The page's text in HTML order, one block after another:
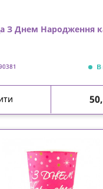
З Днем Народження
В